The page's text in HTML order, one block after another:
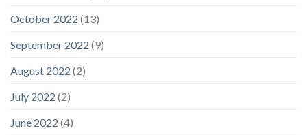
October 2022 (13)
September 2022 (9)
August 2022 (2)
July 2022 (2)
June 2022 (4)